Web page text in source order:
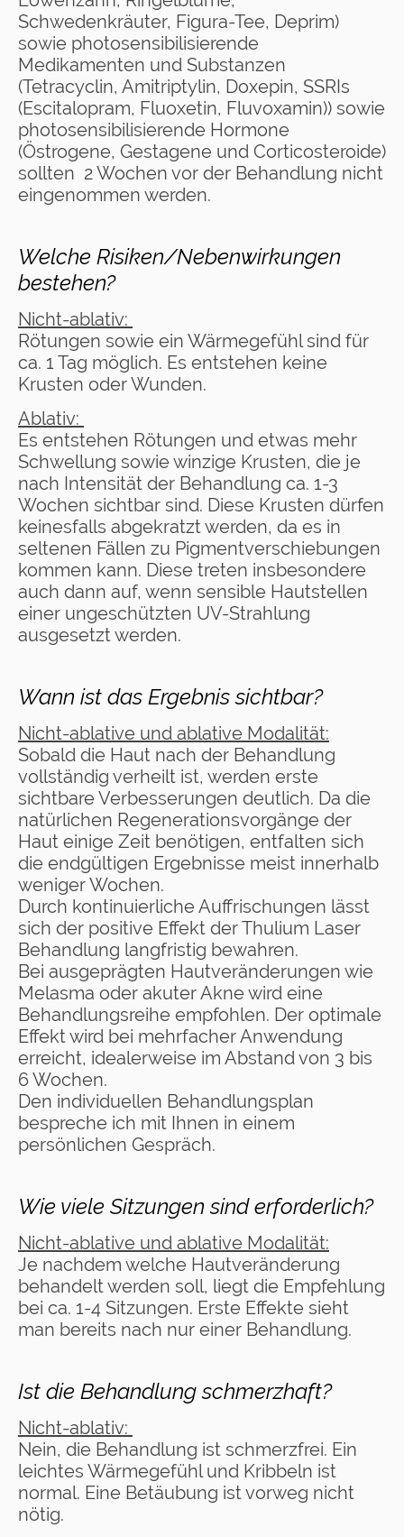
Schwedenkräuter, Figura-Tee, Deprim)
sowie photosensibilisierende
Medikamenten und Substanzen
(Tetracyclin, Amitriptylin, Doxepin, SSRIs
(Escitalopram, Fluoxetin, Fluvoxamin)) sowie
photosensibilisierende Hormone
(Östrogene, Gestagene und Corticosteroide)
sollten 2 Wochen vor der Behandlung nicht
eingenommen werden.
Welche Risiken/Nebenwirkungen
bestehen?
Nicht-ablativ:
Rötungen sowie ein Wärmegefühl sind für
ca. 1 Tag möglich. Es entstehen keine
Krusten oder Wunden.
Ablativ:
Es entstehen Rötungen und etwas mehr
Schwellung sowie winzige Krusten, die je
nach Intensität der Behandlung ca. 1-3
Wochen sichtbar sind. Diese Krusten dürfen
keinesfalls abgekratzt werden, da es in
seltenen Fällen zu Pigmentverschiebungen
kommen kann. Diese treten insbesondere
auch dann auf, wenn sensible Hautstellen
einer ungeschützten UV-Strahlung
ausgesetzt werden.
Wann ist das Ergebnis sichtbar?
Nicht-ablative und ablative Modalität:
Sobald die Haut nach der Behandlung
vollständig verheilt ist, werden erste
sichtbare Verbesserungen deutlich. Da die
natürlichen Regenerationsvorgänge der
Haut einige Zeit benötigen, entfalten sich
die endgültigen Ergebnisse meist innerhalb
weniger Wochen.
Durch kontinuierliche Auffrischungen lässt
sich der positive Effekt der Thulium Laser
Behandlung langfristig bewahren.
Bei ausgeprägten Hautveränderungen wie
Melasma oder akuter Akne wird eine
Behandlungsreihe empfohlen. Der optimale
Effekt wird bei mehrfacher Anwendung
erreicht, idealerweise im Abstand von 3 bis
6 Wochen.
Den individuellen Behandlungsplan
bespreche ich mit Ihnen in einem
persönlichen Gespräch.
Wie viele Sitzungen sind erforderlich?
Nicht-ablative und ablative Modalität:
Je nachdem welche Hautveränderung
behandelt werden soll, liegt die Empfehlung
bei ca. 1-4 Sitzungen. Erste Effekte sieht
man bereits nach nur einer Behandlung.
Ist die Behandlung schmerzhaft?
Nicht-ablativ:
Nein, die Behandlung ist schmerzfrei. Ein
leichtes Wärmegefühl und Kribbeln ist
normal. Eine Betäubung ist vorweg nicht
nötig.